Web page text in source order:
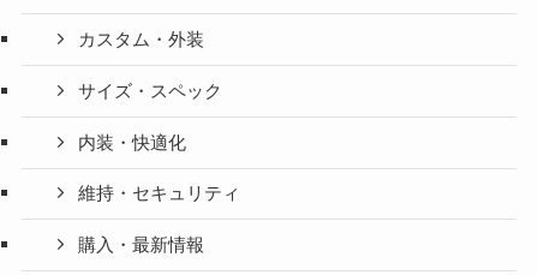
カスタム・外装
サイズ・スペック
内装・快適化
維持・セキュリティ
購入・最新情報